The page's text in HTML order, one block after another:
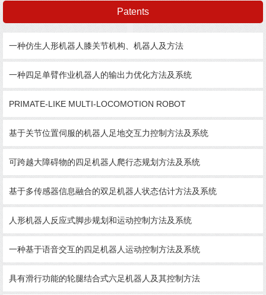
Patents
一种仿生人形机器人膝关节机构、机器人及方法
一种四足单臂作业机器人的输出力优化方法及系统
PRIMATE-LIKE MULTI-LOCOMOTION ROBOT
基于关节位置伺服的机器人足地交互力控制方法及系统
可跨越大障碍物的四足机器人爬行态规划方法及系统
基于多传感器信息融合的双足机器人状态估计方法及系统
人形机器人反应式脚步规划和运动控制方法及系统
一种基于语音交互的四足机器人运动控制方法及系统
具有滑行功能的轮腿结合式六足机器人及其控制方法